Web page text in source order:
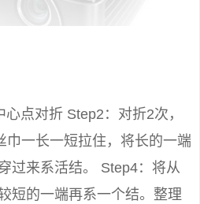
点对折 Step2：对折2次，
巾一长一短拉住，将长的一端
过来系活结。 Step4：将从
短的一端再系一个结。整理